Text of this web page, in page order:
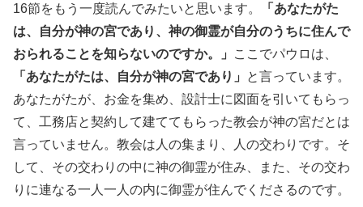
16節をもう一度読んでみたいと思います。
「あなたがた
は、自分が神の宮であり、神の御霊が自分のうちに住んで
おられることを知らないのですか。」
ここでパウロは、
「あなたがたは、自分が神の宮であり」
と言っています。
あなたがたが、お金を集め、設計士に図面を引いてもらっ
て、工務店と契約して建ててもらった教会が神の宮だとは
言っていません。教会は人の集まり、人の交わりです。そ
して、その交わりの中に神の御霊が住み、また、その交わ
りに連なる一人一人の内に御霊が住んでくださるのです。